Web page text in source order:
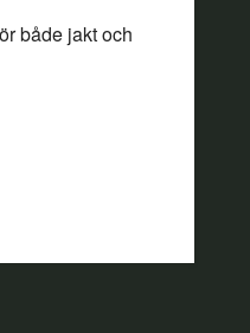
både jakt och